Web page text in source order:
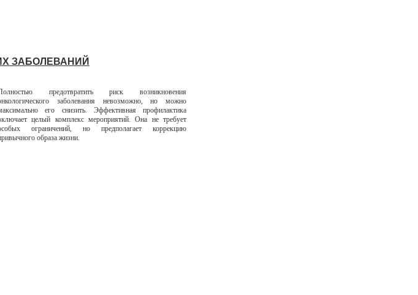
ЗАБОЛЕВАНИЙ
предотвратить риск возникновения
заболевания невозможно, но можно
его снизить. Эффективная профилактика
целый комплекс мероприятий. Она не требует
ограничений, но предполагает коррекцию
образа жизни.